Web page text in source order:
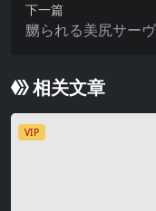
下一篇
嬲られる美尻サー
相关文章
VIP